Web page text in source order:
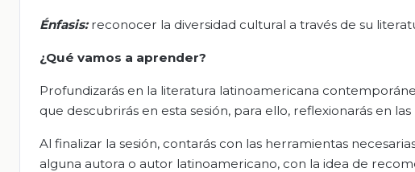
Énfasis:reconocer la diversidad cultural a través de su
¿Qué vamos a aprender?
Profundizarás en la literatura latinoamericana
que descubrirás en esta sesión, para ello, reflexionarás en
Al finalizar la sesión, contarás con las herramientas
alguna autora o autor latinoamericano, con la idea de